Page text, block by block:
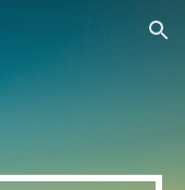
Skip to navigation